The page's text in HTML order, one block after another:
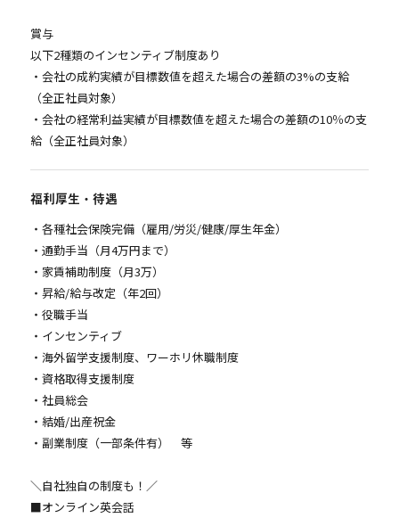
賞与
以下2種類のインセンティブ制度あり
・会社の成約実績が目標数値を超えた場合の差額の3%の支給
（全正社員対象）
・会社の経常利益実績が目標数値を超えた場合の差額の10％の支
給（全正社員対象）
福利厚生・待遇
・各種社会保険完備（雇⽤/労災/健康/厚⽣年⾦）
・通勤手当（⽉4万円まで）
・家賃補助制度（月3万）
・昇給/給与改定（年2回）
・役職⼿当
・インセンティブ
・海外留学支援制度、ワーホリ休職制度
・資格取得支援制度
・社員総会
・結婚/出産祝⾦
・副業制度（一部条件有） 等
＼自社独自の制度も！／
■オンライン英会話